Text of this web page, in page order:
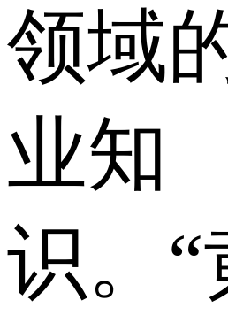
领域
业知
识。“